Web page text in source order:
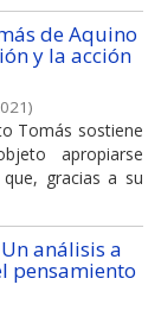
de Aquino
y la acción
)
Tomás sostiene
apropiarse
gracias a su
análisis a
pensamiento